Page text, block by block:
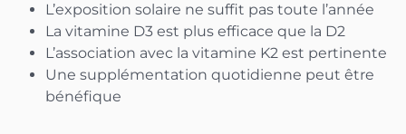
L’exposition solaire ne suffit pas toute l’année
La vitamine D3 est plus efficace que la D2
L’association avec la vitamine K2 est pertinente
Une supplémentation quotidienne peut être
bénéfique